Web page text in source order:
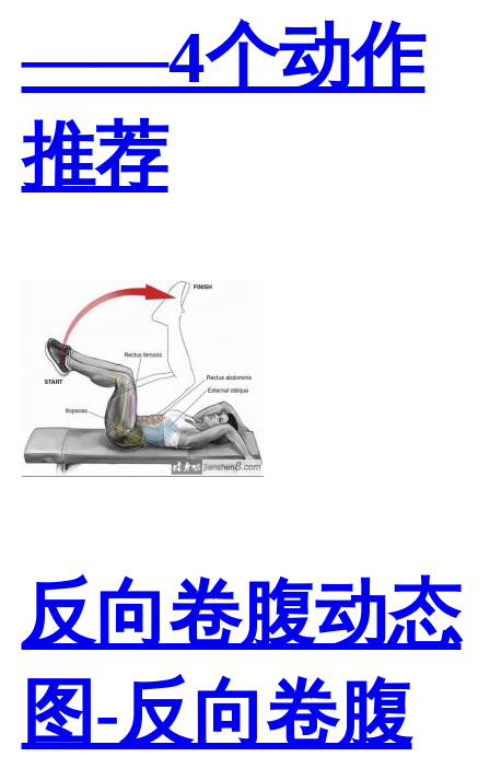
——4个动作
推荐
反向卷腹动态
图-反向卷腹